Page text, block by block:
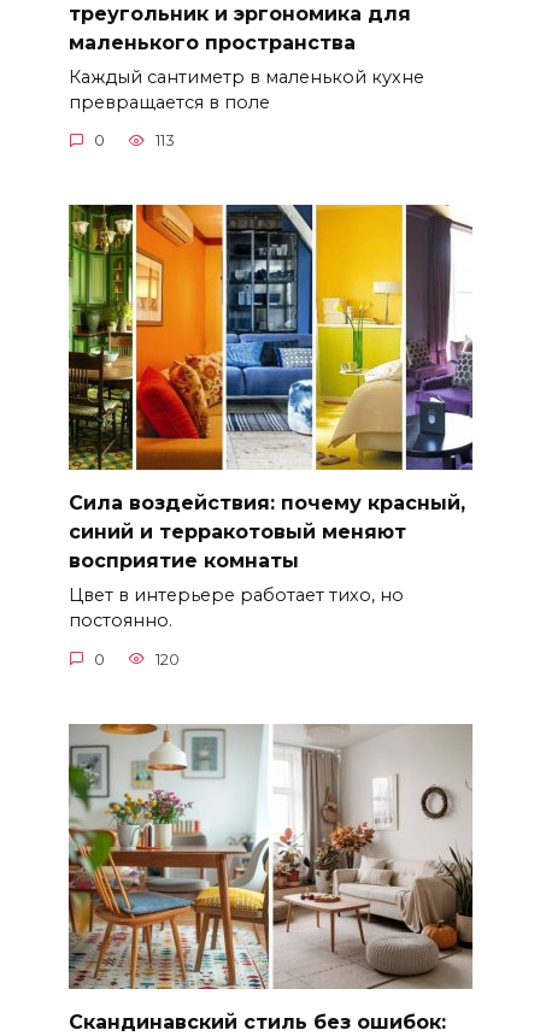
треугольник и эргономика для
маленького пространства
Каждый сантиметр в маленькой кухне
превращается в поле
0 113
Сила воздействия: почему красный,
синий и терракотовый меняют
восприятие комнаты
Цвет в интерьере работает тихо, но
постоянно.
0 120
Скандинавский стиль без ошибок: